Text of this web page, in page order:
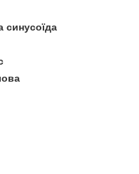
синусоїда